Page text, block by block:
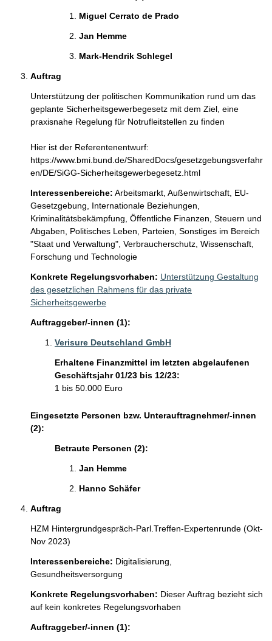
Miguel Cerrato de Prado
Jan Hemme
Mark-Hendrik Schlegel
Auftrag
Unterstützung der politischen Kommunikation rund um das
geplante Sicherheitsgewerbegesetz mit dem Ziel, eine
praxisnahe Regelung für Notrufleitstellen zu finden
Hier ist der Referentenentwurf:
https://www.bmi.bund.de/SharedDocs/gesetzgebungsverfahr
en/DE/SiGG-Sicherheitsgewerbegesetz.html
Interessenbereiche: Arbeitsmarkt, Außenwirtschaft, EU-
Gesetzgebung, Internationale Beziehungen,
Kriminalitätsbekämpfung, Öffentliche Finanzen, Steuern und
Abgaben, Politisches Leben, Parteien, Sonstiges im Bereich
"Staat und Verwaltung", Verbraucherschutz, Wissenschaft,
Forschung und Technologie
Konkrete Regelungsvorhaben: Unterstützung Gestaltung
des gesetzlichen Rahmens für das private
Sicherheitsgewerbe
Auftraggeber/-innen (1):
Verisure Deutschland GmbH
Erhaltene Finanzmittel im letzten abgelaufenen
Geschäftsjahr 01/23 bis 12/23:
1 bis 50.000 Euro
Eingesetzte Personen bzw. Unterauftragnehmer/-innen
(2):
Betraute Personen (2):
Jan Hemme
Hanno Schäfer
Auftrag
HZM Hintergrundgespräch-Parl.Treffen-Expertenrunde (Okt-
Nov 2023)
Interessenbereiche: Digitalisierung,
Gesundheitsversorgung
Konkrete Regelungsvorhaben: Dieser Auftrag bezieht sich
auf kein konkretes Regelungsvorhaben
Auftraggeber/-innen (1):